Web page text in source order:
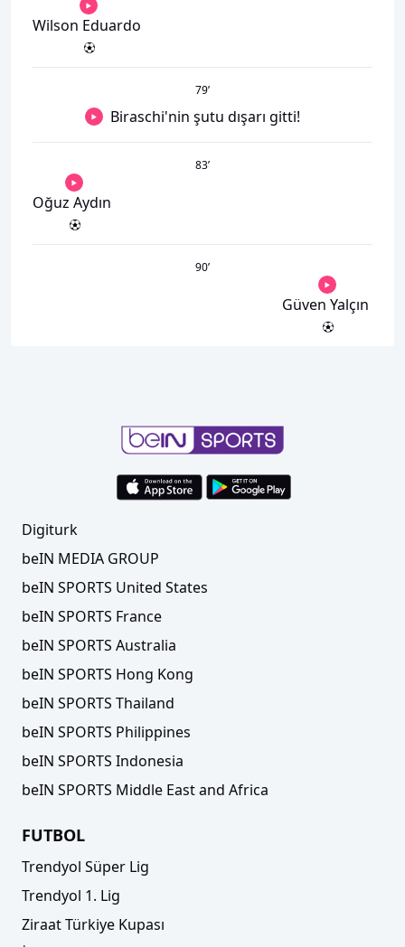
Wilson Eduardo
79’
Biraschi'nin şutu dışarı gitti!
83’
Oğuz Aydın
90’
Güven Yalçın
Digiturk
beIN MEDIA GROUP
beIN SPORTS United States
beIN SPORTS France
beIN SPORTS Australia
beIN SPORTS Hong Kong
beIN SPORTS Thailand
beIN SPORTS Philippines
beIN SPORTS Indonesia
beIN SPORTS Middle East and Africa
FUTBOL
Trendyol Süper Lig
Trendyol 1. Lig
Ziraat Türkiye Kupası